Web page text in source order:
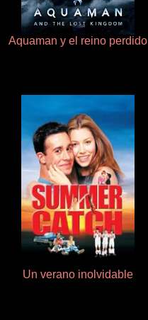
Aquaman y el reino perdido
Un verano inolvidable